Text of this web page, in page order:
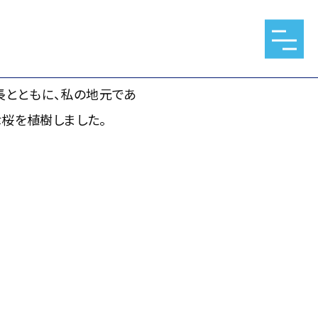
ともに、私の地元であ
を植樹しました。